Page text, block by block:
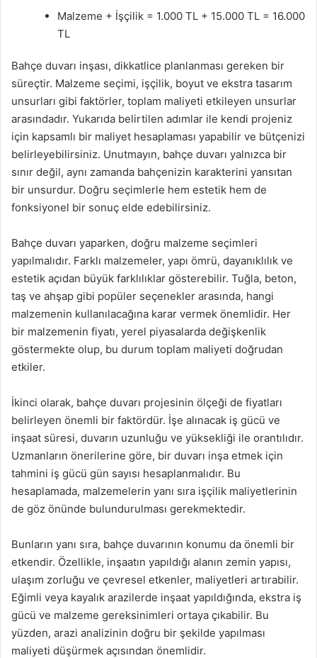
Malzeme + İşçilik = 1.000 TL + 15.000 TL = 16.000
TL
Bahçe duvarı inşası, dikkatlice planlanması gereken bir
süreçtir. Malzeme seçimi, işçilik, boyut ve ekstra tasarım
unsurları gibi faktörler, toplam maliyeti etkileyen unsurlar
arasındadır. Yukarıda belirtilen adımlar ile kendi projeniz
için kapsamlı bir maliyet hesaplaması yapabilir ve bütçenizi
belirleyebilirsiniz. Unutmayın, bahçe duvarı yalnızca bir
sınır değil, aynı zamanda bahçenizin karakterini yansıtan
bir unsurdur. Doğru seçimlerle hem estetik hem de
fonksiyonel bir sonuç elde edebilirsiniz.
Bahçe duvarı yaparken, doğru malzeme seçimleri
yapılmalıdır. Farklı malzemeler, yapı ömrü, dayanıklılık ve
estetik açıdan büyük farklılıklar gösterebilir. Tuğla, beton,
taş ve ahşap gibi popüler seçenekler arasında, hangi
malzemenin kullanılacağına karar vermek önemlidir. Her
bir malzemenin fiyatı, yerel piyasalarda değişkenlik
göstermekte olup, bu durum toplam maliyeti doğrudan
etkiler.
İkinci olarak, bahçe duvarı projesinin ölçeği de fiyatları
belirleyen önemli bir faktördür. İşe alınacak iş gücü ve
inşaat süresi, duvarın uzunluğu ve yüksekliği ile orantılıdır.
Uzmanların önerilerine göre, bir duvarı inşa etmek için
tahmini iş gücü gün sayısı hesaplanmalıdır. Bu
hesaplamada, malzemelerin yanı sıra işçilik maliyetlerinin
de göz önünde bulundurulması gerekmektedir.
Bunların yanı sıra, bahçe duvarının konumu da önemli bir
etkendir. Özellikle, inşaatın yapıldığı alanın zemin yapısı,
ulaşım zorluğu ve çevresel etkenler, maliyetleri artırabilir.
Eğimli veya kayalık arazilerde inşaat yapıldığında, ekstra iş
gücü ve malzeme gereksinimleri ortaya çıkabilir. Bu
yüzden, arazi analizinin doğru bir şekilde yapılması
maliyeti düşürmek açısından önemlidir.